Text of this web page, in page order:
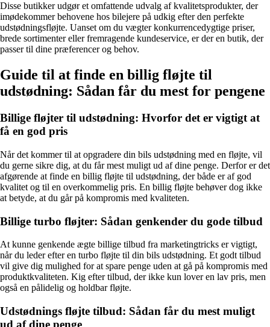
Disse butikker udgør et omfattende udvalg af kvalitetsprodukter, der
imødekommer behovene hos bilejere på udkig efter den perfekte
udstødningsfløjte. Uanset om du vægter konkurrencedygtige priser,
brede sortimenter eller fremragende kundeservice, er der en butik, der
passer til dine præferencer og behov.
Guide til at finde en billig fløjte til
udstødning: Sådan får du mest for pengene
Billige fløjter til udstødning: Hvorfor det er vigtigt at
få en god pris
Når det kommer til at opgradere din bils udstødning med en fløjte, vil
du gerne sikre dig, at du får mest muligt ud af dine penge. Derfor er det
afgørende at finde en billig fløjte til udstødning, der både er af god
kvalitet og til en overkommelig pris. En billig fløjte behøver dog ikke
at betyde, at du går på kompromis med kvaliteten.
Billige turbo fløjter: Sådan genkender du gode tilbud
At kunne genkende ægte billige tilbud fra marketingtricks er vigtigt,
når du leder efter en turbo fløjte til din bils udstødning. Et godt tilbud
vil give dig mulighed for at spare penge uden at gå på kompromis med
produktkvaliteten. Kig efter tilbud, der ikke kun lover en lav pris, men
også en pålidelig og holdbar fløjte.
Udstødnings fløjte tilbud: Sådan får du mest muligt
ud af dine penge